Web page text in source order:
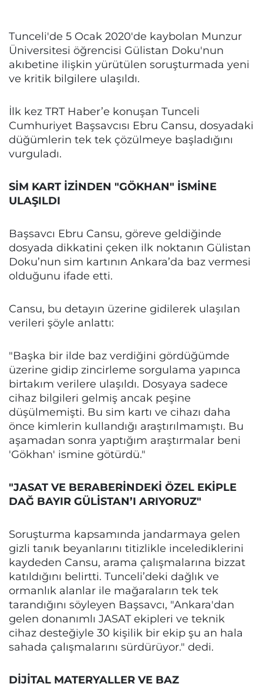
Tunceli'de 5 Ocak 2020'de kaybolan Munzur
Üniversitesi öğrencisi Gülistan Doku'nun
akıbetine ilişkin yürütülen soruşturmada yeni
ve kritik bilgilere ulaşıldı.
İlk kez TRT Haber’e konuşan Tunceli
Cumhuriyet Başsavcısı Ebru Cansu, dosyadaki
düğümlerin tek tek çözülmeye başladığını
vurguladı.
SİM KART İZİNDEN "GÖKHAN" İSMİNE
ULAŞILDI
Başsavcı Ebru Cansu, göreve geldiğinde
dosyada dikkatini çeken ilk noktanın Gülistan
Doku’nun sim kartının Ankara’da baz vermesi
olduğunu ifade etti.
Cansu, bu detayın üzerine gidilerek ulaşılan
verileri şöyle anlattı:
"Başka bir ilde baz verdiğini gördüğümde
üzerine gidip zincirleme sorgulama yapınca
birtakım verilere ulaşıldı. Dosyaya sadece
cihaz bilgileri gelmiş ancak peşine
düşülmemişti. Bu sim kartı ve cihazı daha
önce kimlerin kullandığı araştırılmamıştı. Bu
aşamadan sonra yaptığım araştırmalar beni
'Gökhan' ismine götürdü."
"JASAT VE BERABERİNDEKİ ÖZEL EKİPLE
DAĞ BAYIR GÜLİSTAN’I ARIYORUZ"
Soruşturma kapsamında jandarmaya gelen
gizli tanık beyanlarını titizlikle incelediklerini
kaydeden Cansu, arama çalışmalarına bizzat
katıldığını belirtti. Tunceli’deki dağlık ve
ormanlık alanlar ile mağaraların tek tek
tarandığını söyleyen Başsavcı, "Ankara'dan
gelen donanımlı JASAT ekipleri ve teknik
cihaz desteğiyle 30 kişilik bir ekip şu an hala
sahada çalışmalarını sürdürüyor." dedi.
DİJİTAL MATERYALLER VE BAZ